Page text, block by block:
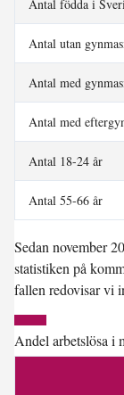
Antal födda i
Antal utan
Antal med
Antal med
Antal 18-24 år
Antal 55-66 år
Sedan november
statistiken på
fallen redovisar vi
Andel arbetslösa i